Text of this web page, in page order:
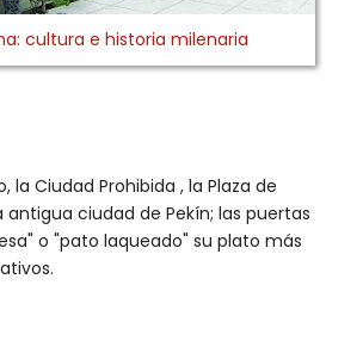
cultura e historia milenaria
Ciudad Prohibida , la Plaza de
ciudad de Pekín; las puertas
o "pato laqueado" su plato más